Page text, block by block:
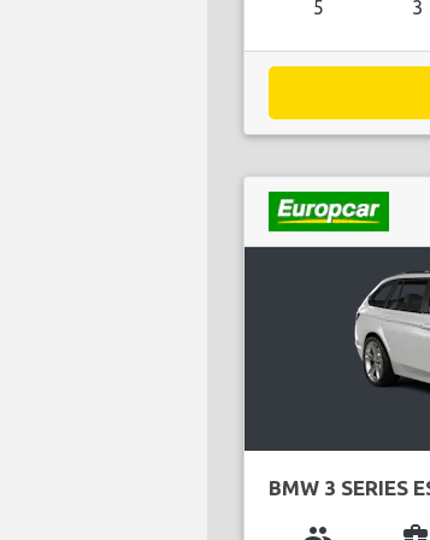
5 3
BMW 3 SERIES